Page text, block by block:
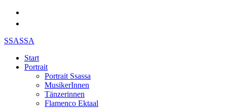
SSASSA
Start
Portrait
Portrait Ssassa
MusikerInnen
Tänzerinnen
Flamenco Ektaal